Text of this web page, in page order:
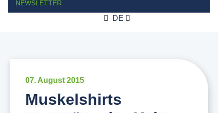
NEWSLETTER
DE
07. August 2015
Muskelshirts